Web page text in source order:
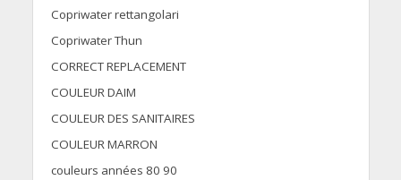
Copriwater rettangolari
Copriwater Thun
CORRECT REPLACEMENT
COULEUR DAIM
COULEUR DES SANITAIRES
COULEUR MARRON
couleurs années 80 90